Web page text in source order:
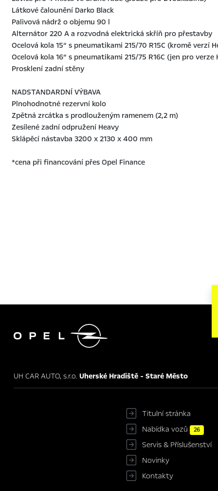
Látkové čalounění Darko Black
Palivová nádrž o objemu 90 l
Alternátor 220 A a rozvodná elektrická skříň pro přestavby
Ocelová kola 15“ s pneumatikami 215/70 R15C (kromě verzí
Ocelová kola 16“ s pneumatikami 215/75 R16C (jen pro verze
Prosklení zadní stěny
NADSTANDARDNÍ VÝBAVA
Plnohodnotné rezervní kolo
Zpětná zrcátka s prodlouženým ramenem (2,2 m)
Zesílené zadní odpružení Heavy
Sklápěcí nástavba 3200 x 2130 x 400 mm
*cena při financování přes Opel Finance

UH CAR AUTO, s.r.o. Uherské Hradiště - Staré Město
Titulní stránka
Nabídka vozů 26
Servis & Příslušenství
Novinky
Kontakty